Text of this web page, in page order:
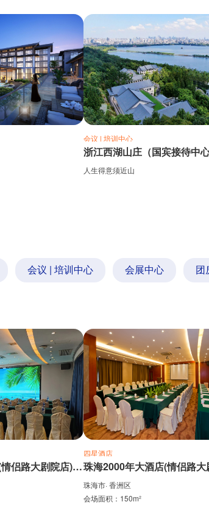
会议 | 培训中心
浙江西湖山庄（国宾接待中心
人生得意须近山
会议 | 培训中心 会展中心 团
珠海2000年大酒店(情侣路大剧院店)-三楼1号厅
四星酒店
珠海市· 香洲区
会场面积：150m²